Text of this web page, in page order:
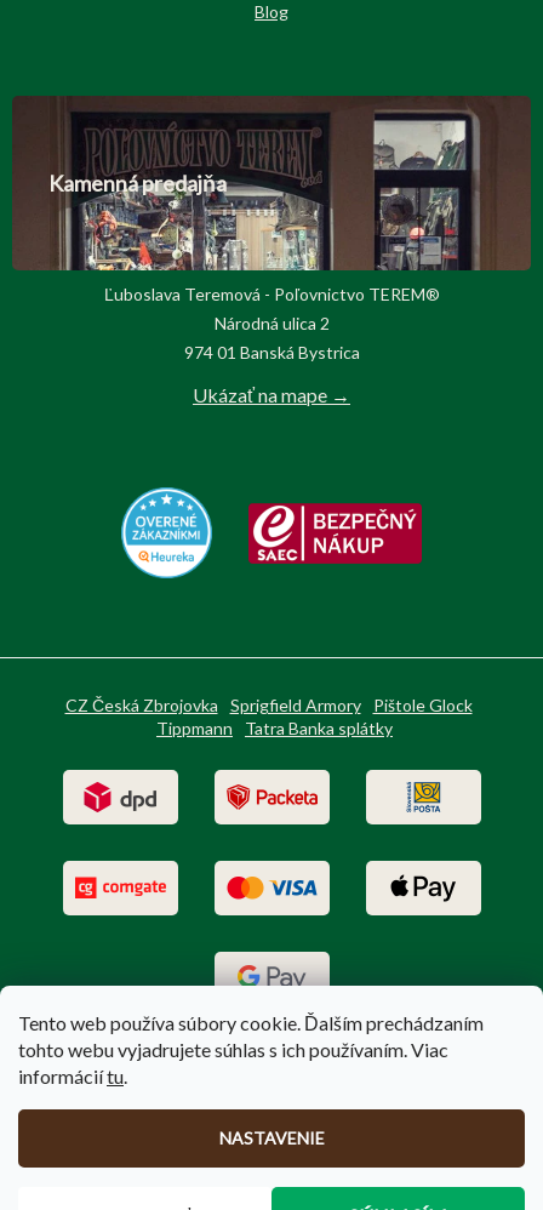
Tento web používa súbory cookie. Ďalším prechádzaním
tohto webu vyjadrujete súhlas s ich používaním. Viac
informáciítu.
NASTAVENIE
Blog
Kamenná predajňa
Ľuboslava Teremová - Poľovnictvo TEREM®
Národná ulica 2
974 01 Banská Bystrica
Ukázať na mape →
CZ Česká Zbrojovka Sprigfield Armory
Pištole Glock
Tippmann
Tatra Banka splátky
PoľovníctvoTerem.sk. Všetky práva vyhradené.